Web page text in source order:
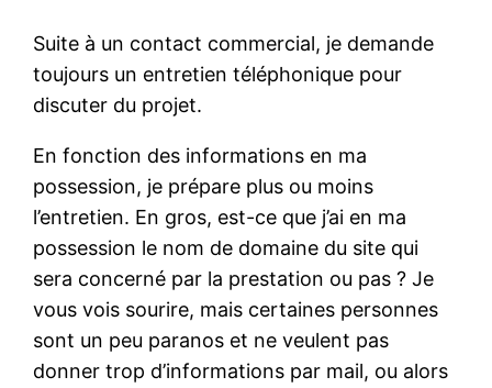
Suite à un contact commercial, je demande
toujours un entretien téléphonique pour
discuter du projet.
En fonction des informations en ma
possession, je prépare plus ou moins
l’entretien. En gros, est-ce que j’ai en ma
possession le nom de domaine du site qui
sera concerné par la prestation ou pas ? Je
vous vois sourire, mais certaines personnes
sont un peu paranos et ne veulent pas
donner trop d’informations par mail, ou alors